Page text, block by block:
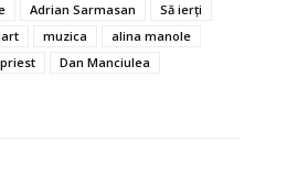
Adrian Sarmasan
Să ierţi
muzica
alina manole
Dan Manciulea